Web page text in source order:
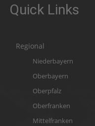
Quick Links
Regional
Niederbayern
Oberbayern
Oberpfalz
Oberfranken
Mittelfranken